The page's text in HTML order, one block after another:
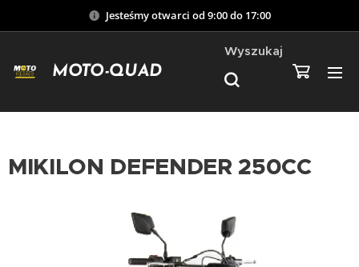
Jesteśmy otwarci od 9:00 do 17:00
MOTO-QUAD
Wyszukaj
MIKILON DEFENDER 250CC